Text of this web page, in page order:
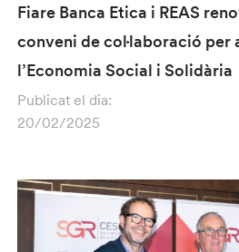
Fiare Banca Etica i REAS
conveni de col·laboració per
l’Economia Social i Solidària
Publicat el dia:
20/02/2025